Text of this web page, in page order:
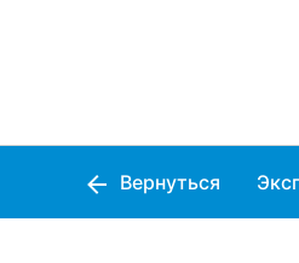
Вернуться